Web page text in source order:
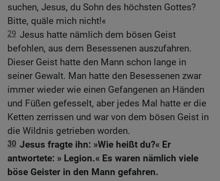
suchen, Jesus, du Sohn des höchsten Gottes?
Bitte, quäle mich nicht!«
29 Jesus hatte nämlich dem bösen Geist
befohlen, aus dem Besessenen auszufahren.
Dieser Geist hatte den Mann schon lange in
seiner Gewalt. Man hatte den Besessenen zwar
immer wieder wie einen Gefangenen an Händen
und Füßen gefesselt, aber jedes Mal hatte er die
Ketten zerrissen und war von dem bösen Geist in
die Wildnis getrieben worden.
30 Jesus fragte ihn: »Wie heißt du?« Er
antwortete: » Legion.« Es waren nämlich viele
böse Geister in den Mann gefahren.